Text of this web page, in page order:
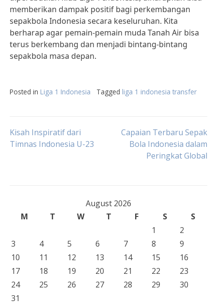
memberikan dampak positif bagi perkembangan
sepakbola Indonesia secara keseluruhan. Kita
berharap agar pemain-pemain muda Tanah Air bisa
terus berkembang dan menjadi bintang-bintang
sepakbola masa depan.
Posted in Liga 1 Indonesia Tagged liga 1 indonesia transfer
Post
Kisah Inspiratif dari
Timnas Indonesia U-23
Capaian Terbaru Sepak
Bola Indonesia dalam
Peringkat Global
August 2026
M
T W T F S
S
1
2
3
4 5 6 7 8
9
10
11 12 13 14 15
16
17
18 19 20 21 22
23
24
25 26 27 28 29
30
31